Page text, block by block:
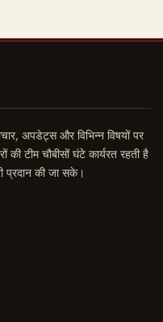
अपडेट्स और विभिन्न विषयों पर
की टीम चौबीसों घंटे कार्यरत रहती है
प्रदान की जा सके।